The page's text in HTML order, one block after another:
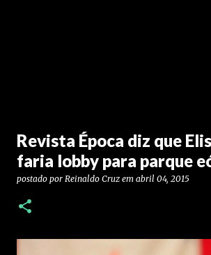
Revista Época diz que
faria lobby para parque
postado por Reinaldo Cruz em abril 04, 2015